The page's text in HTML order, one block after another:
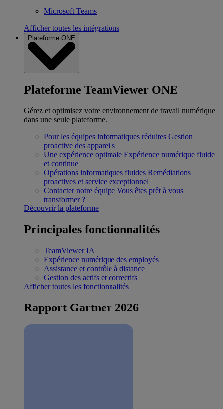
Microsoft Teams
Afficher toutes les intégrations
Plateforme ONE
Plateforme TeamViewer ONE
Gérez et optimisez votre environnement de travail numérique
dans une seule plateforme.
Pour les équipes informatiques réduites Gestion
proactive des appareils
Une expérience optimale Expérience numérique fluide
et continue
Opérations informatiques fluides Remédiations
proactives et service exceptionnel
Contacter notre équipe Vous êtes prêt à vous
transformer ?
Découvrir la plateforme
Principales fonctionnalités
TeamViewer IA
Expérience numérique des employés
Assistance et contrôle à distance
Gestion des actifs et correctifs
Afficher toutes les fonctionnalités
Rapport Gartner 2026